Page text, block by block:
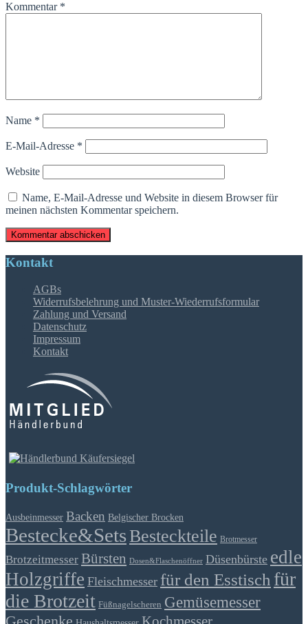
Kommentar *
Name *
E-Mail-Adresse *
Website
Name, E-Mail-Adresse und Website in diesem Browser für
meinen nächsten Kommentar speichern.
Kontakt
AGBs
Widerrufsbelehrung und Muster-Wiederrufsformular
Zahlung und Versand
Datenschutz
Impressum
Kontakt
Produkt-Schlagwörter
Ausbeinmesser Backen Belgischer Brocken
Bestecke&SetsBesteckteile Brotmesser
Brotzeitmesser Bürsten Dosen&Flaschenöffner Düsenbürste edle
Holzgriffe Fleischmesser für den Esstisch für
die Brotzeit Füßnagelscheren Gemüsemesser